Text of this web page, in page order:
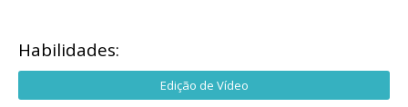
Habilidades:
Edição de Vídeo